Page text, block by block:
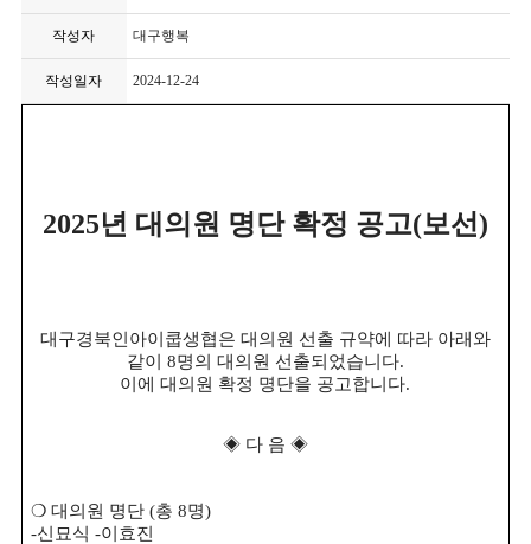
작성자 대구행복
작성일자 2024-12-24
2025년 대의원 명단 확정 공고(보선)
대구경북인아이쿱생협은 대의원 선출 규약에 따라 아래와
같이 8명의 대의원 선출되었습니다.
이에 대의원 확정 명단을 공고합니다.
◈ 다 음 ◈
❍ 대의원 명단 (총 8명)
-신묘식 -이효진